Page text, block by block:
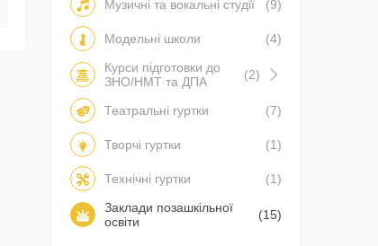
Музичні та вокальні студії (9)
Модельні школи
(4)
Курси підготовки до
ЗНО/НМТ та ДПА
(2)
Театральні гуртки (7)
Творчі гуртки (1)
Технічні гуртки
(1)
Заклади позашкільної
освіти
(15)